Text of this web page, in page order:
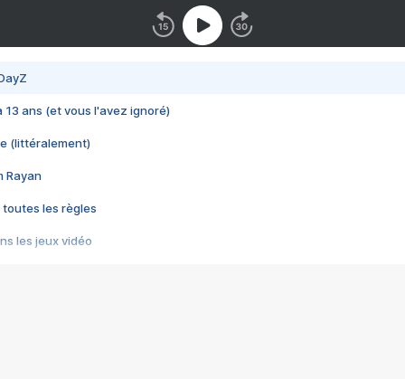
13 ans (et vous l'avez ignoré)
(littéralement)
Rayan
toutes les règles
les jeux vidéo